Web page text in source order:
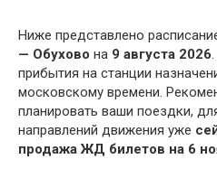
Ниже представлено
— Обухово на 9 августа 2026
прибытия на станции
московскому времени.
планировать ваши поездки,
направлений движения уже
продажа ЖД билетов на 6